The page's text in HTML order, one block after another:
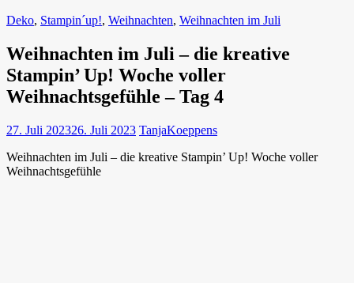
Deko, Stampin´up!, Weihnachten, Weihnachten im Juli
Weihnachten im Juli – die kreative
Stampin’ Up! Woche voller
Weihnachtsgefühle – Tag 4
27. Juli 202326. Juli 2023 TanjaKoeppens
Weihnachten im Juli – die kreative Stampin’ Up! Woche voller
Weihnachtsgefühle